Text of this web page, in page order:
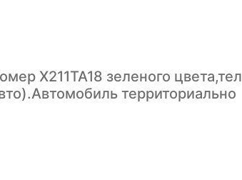
X211TA18 зеленого цвета,тел
территориально